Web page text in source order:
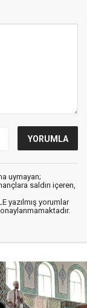
uymayan;
saldırı içeren,
yazılmış yorumlar